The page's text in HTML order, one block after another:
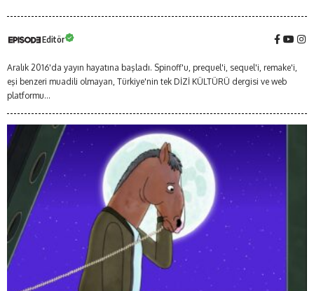
Editör
Aralık 2016'da yayın hayatına başladı. Spinoff'u, prequel'i, sequel'i, remake'i,
eşi benzeri muadili olmayan, Türkiye'nin tek DİZİ KÜLTÜRÜ dergisi ve web
platformu...